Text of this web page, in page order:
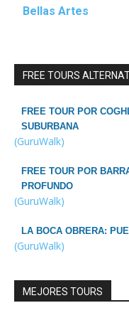
Bellas Artes
FREE TOURS
FREE TOUR POR
SUBURBANA
(GuruWalk)
FREE TOUR POR
PROFUNDO
(GuruWalk)
LA BOCA OBRERA:
(GuruWalk)
MEJORES TOURS